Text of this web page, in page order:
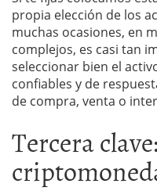
propia elección de los
muchas ocasiones, en
complejos, es casi tan
seleccionar bien el
confiables y de
de compra, venta o
Tercera